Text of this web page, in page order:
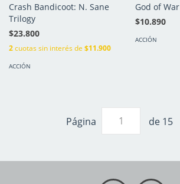
Crash Bandicoot: N. Sane
Trilogy
$23.800
2cuotas sin interés de $11.900
ACCIÓN
God of War
$10.890
ACCIÓN
Página de 15